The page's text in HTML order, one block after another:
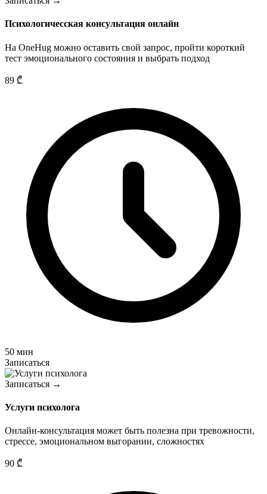
Психологичесская консультация онлайн
На OneHug можно оставить свой запрос, пройти короткий
тест эмоционального состояния и выбрать подход
89 ₾
50 мин
Записаться
Записаться →
Услуги психолога
Онлайн-консультация может быть полезна при тревожности,
стрессе, эмоциональном выгорании, сложностях
90 ₾